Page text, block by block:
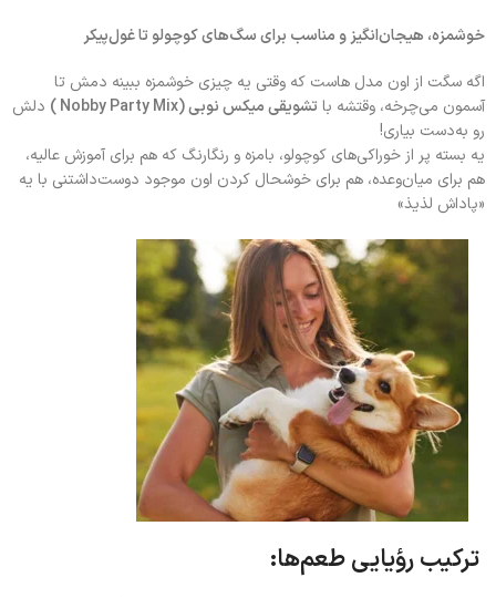
خوشمزه، هیجان‌انگیز و مناسب برای سگ‌های کوچولو تا غول‌پیکر
اگه سگت از اون مدل هاست که وقتی یه چیزی خوشمزه ببینه دمش تا
آسمون می‌چرخه، وقتشه با تشویقی میکس نوبی (Nobby Party Mix )
دلش
رو به‌دست بیاری!
یه بسته پر از خوراکی‌های کوچولو، بامزه و رنگارنگ که هم برای آموزش عالیه،
هم برای میان‌وعده، هم برای خوشحال کردن اون موجود دوست‌داشتنی با یه
«پاداش لذیذ»
ترکیب رؤیایی طعم‌ها: